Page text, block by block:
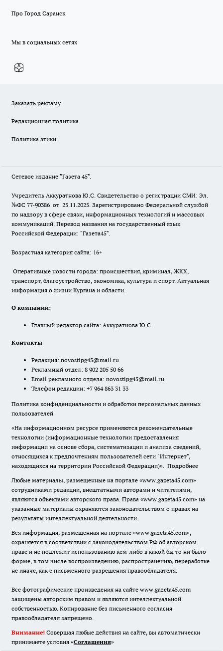
Про Город Саранск
Мы в социальных сетях
Заказать рекламу
Редакционная политика
Политика этики
Сетевое издание "Газета 45".
Учредитель Аккуратнова Ю.С. Свидетельство о регистрации СМИ: Эл.
№ФС 77-90386 от 25.11.2025. Зарегистрировано Федеральной службой
по надзору в сфере связи, информационных технологий и массовых
коммуникаций. Перевод названия на государственный язык
Российской Федерации: "Газета45".
Возрастная категория сайта: 16+
Оперативные новости города: происшествия, криминал, ЖКХ,
транспорт, благоустройство, экономика, культура и спорт. Актуальная
информация о жизни Кургана и области.
О компании:
Главный редактор сайта: Аккуратнова Ю.С.
Контакты
Редакция: novostipg45@mail.ru
Рекламный отдел: 8 902 205 50 66
Email рекламного отдела: novostipg45@mail.ru
Телефон редакции: +7 964 863 31 33
Политика конфиденциальности и обработки персональных данных
пользователей
«На информационном ресурсе применяются рекомендательные
технологии (информационные технологии предоставления
информации на основе сбора, систематизации и анализа сведений,
относящихся к предпочтениям пользователей сети "Интернет",
находящихся на территории Российской Федерации)». Подробнее
Любые материалы, размещенные на портале «www.gazeta45.com»
сотрудниками редакции, внештатными авторами и читателями,
являются объектами авторского права. Права «www.gazeta45.com» на
указанные материалы охраняются законодательством о правах на
результаты интеллектуальной деятельности.
Вся информация, размещенная на портале «www.gazeta45.com»,
охраняется в соответствии с законодательством РФ об авторском
праве и не подлежит использованию кем-либо в какой бы то ни было
форме, в том числе воспроизведению, распространению, переработке
не иначе, как с письменного разрешения правообладателя.
Все фотографические произведения на сайте www.gazeta45.com
защищены авторским правом и являются интеллектуальной
собственностью. Копирование без письменного согласия
правообладателя запрещено.
Внимание! Совершая любые действия на сайте, вы автоматически
принимаете условия «Cоглашения»